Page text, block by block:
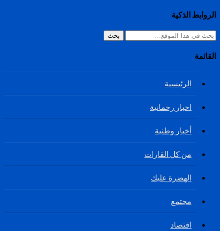
الروابط الذكية
بحث
القائمة
الرئيسية
اخبار رحمانية
أخبار وطنية
من كل القارات
الهضرة عليك
مجتمع
اقتصاد